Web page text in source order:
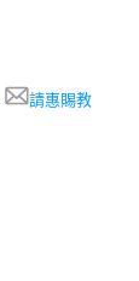
請惠賜教